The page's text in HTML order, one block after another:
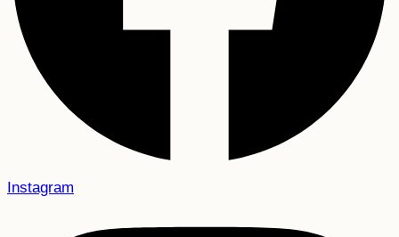
Instagram